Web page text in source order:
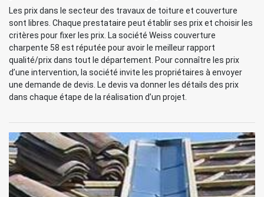
Les prix dans le secteur des travaux de toiture et couverture
sont libres. Chaque prestataire peut établir ses prix et choisir les
critères pour fixer les prix. La société Weiss couverture
charpente 58 est réputée pour avoir le meilleur rapport
qualité/prix dans tout le département. Pour connaître les prix
d’une intervention, la société invite les propriétaires à envoyer
une demande de devis. Le devis va donner les détails des prix
dans chaque étape de la réalisation d’un projet.